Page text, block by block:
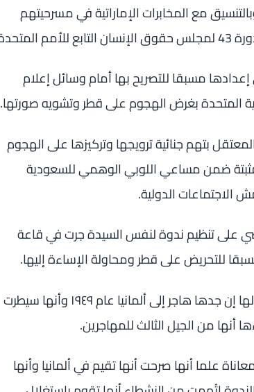
مع المخابرات الإماراتية في مسرحيتهم
مسبقا للتصريح بها أمام وسائل إعلام
المتحدة بغرض الهجوم على قطر وتشويه صورتها.
بتهم جنائية ترويجها وتركيزها على الهجوم
ضمن مساعي اللوبي الوهمي للسعودية
الاجتماعات الدولية.
على تنظيم ندوة لنفس السيدة جرت في قاعة
للتحريض على قطر ومحاولة الإساءة إليها.
وفي حينه سيطر التناقض على حديثها مثل قولها إن جدها هاجر إلى ألمانيا عام ١٩٤٩ وأنها سيطرت
من الجيل الثالث للمهاجرين.
علما أنها صرحت أنها تقيم في ألمانيا وأنها